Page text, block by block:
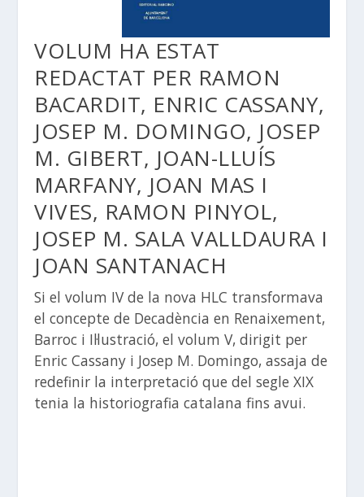
VOLUM HA ESTAT
REDACTAT PER RAMON
BACARDIT, ENRIC CASSANY,
JOSEP M. DOMINGO, JOSEP
M. GIBERT, JOAN-LLUÍS
MARFANY, JOAN MAS I
VIVES, RAMON PINYOL,
JOSEP M. SALA VALLDAURA I
JOAN SANTANACH
Si el volum IV de la nova HLC transformava
el concepte de Decadència en Renaixement,
Barroc i Il·lustració, el volum V, dirigit per
Enric Cassany i Josep M. Domingo, assaja de
redefinir la interpretació que del segle XIX
tenia la historiografia catalana fins avui.